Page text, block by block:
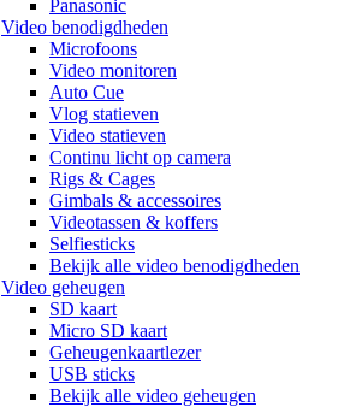
Panasonic
Video benodigdheden
Microfoons
Video monitoren
Auto Cue
Vlog statieven
Video statieven
Continu licht op camera
Rigs & Cages
Gimbals & accessoires
Videotassen & koffers
Selfiesticks
Bekijk alle video benodigdheden
Video geheugen
SD kaart
Micro SD kaart
Geheugenkaartlezer
USB sticks
Bekijk alle video geheugen